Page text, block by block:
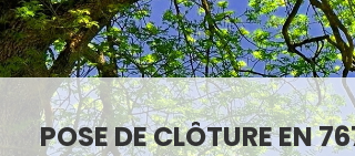
POSE DE CLÔTURE EN